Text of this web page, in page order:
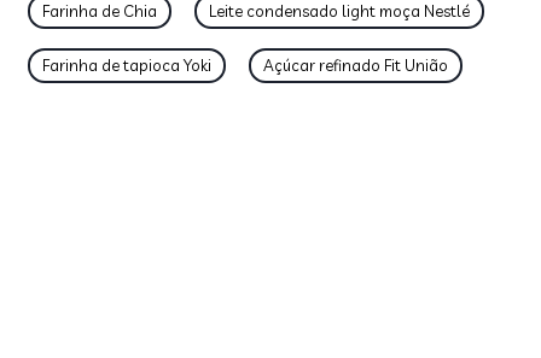
Farinha de Chia Leite condensado light moça Nestlé
Farinha de tapioca Yoki Açúcar refinado Fit União